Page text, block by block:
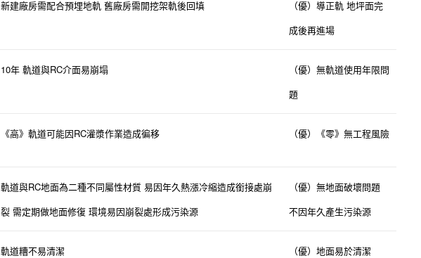
新建廠房需配合預埋地軌 舊廠房需開挖架軌後回填 （優）導正軌 地坪面完
成後再進場
10年 軌道與RC介面易崩塌 （優）無軌道使用年限問
題
《高》軌道可能因 RC灌漿作業造成徧移 （優）《零》無工程風險
軌道與RC地面為二種不同屬性材質 易因年久熱漲冷縮造成銜接處崩
裂 需定期做地面修復 環境易因崩裂處形成污染源
（優）無地面破壞問題
不因年久產生污染源
軌道糟不易清潔 （優）地面易於清潔